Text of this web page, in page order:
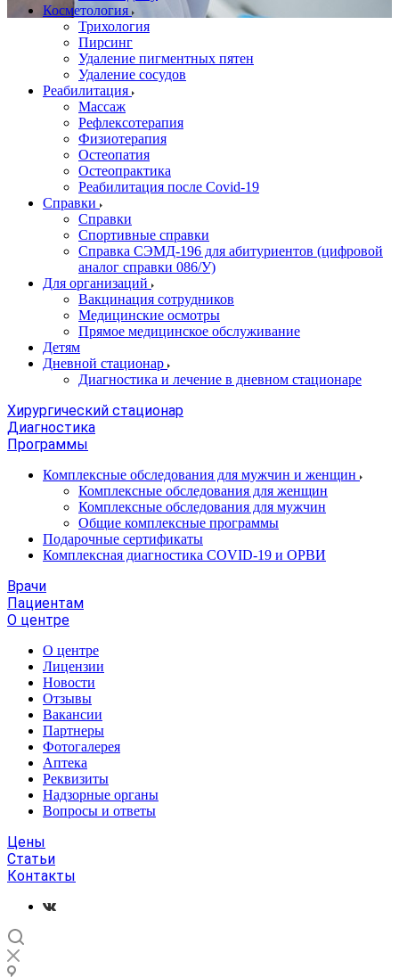
Косметология
Трихология
Пирсинг
Удаление пигментных пятен
Удаление сосудов
Реабилитация
Массаж
Рефлексотерапия
Физиотерапия
Остеопатия
Остеопрактика
Реабилитация после Covid-19
Справки
Справки
Спортивные справки
Справка СЭМД‑196 для абитуриентов (цифровой
аналог справки 086/У)
Для организаций
Вакцинация сотрудников
Медицинские осмотры
Прямое медицинское обслуживание
Детям
Дневной стационар
Диагностика и лечение в дневном стационаре
Хирургический стационар
Диагностика
Программы
Комплексные обследования для мужчин и женщин
Комплексные обследования для женщин
Комплексные обследования для мужчин
Общие комплексные программы
Подарочные сертификаты
Комплексная диагностика COVID-19 и ОРВИ
Врачи
Пациентам
О центре
О центре
Лицензии
Новости
Отзывы
Вакансии
Партнеры
Фотогалерея
Аптека
Реквизиты
Надзорные органы
Вопросы и ответы
Цены
Статьи
Контакты